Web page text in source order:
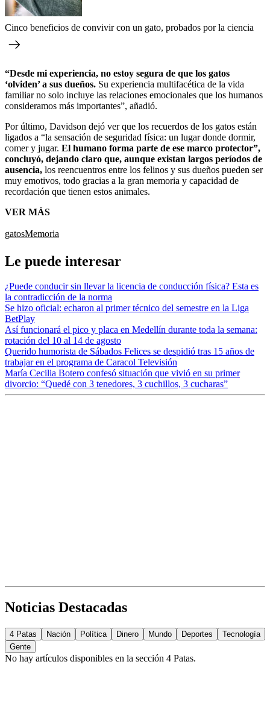
Cinco beneficios de convivir con un gato, probados por la ciencia
“Desde mi experiencia, no estoy segura de que los gatos
‘olviden’ a sus dueños. Su experiencia multifacética de la vida
familiar no solo incluye las relaciones emocionales que los humanos
consideramos más importantes”, añadió.
Por último, Davidson dejó ver que los recuerdos de los gatos están
ligados a “la sensación de seguridad física: un lugar donde dormir,
comer y jugar. El humano forma parte de ese marco protector”,
concluyó, dejando claro que, aunque existan largos períodos de
ausencia, los reencuentros entre los felinos y sus dueños pueden ser
muy emotivos, todo gracias a la gran memoria y capacidad de
recordación que tienen estos animales.
VER MÁS
gatosMemoria
Le puede interesar
¿Puede conducir sin llevar la licencia de conducción física? Esta es
la contradicción de la norma
Se hizo oficial: echaron al primer técnico del semestre en la Liga
BetPlay
Así funcionará el pico y placa en Medellín durante toda la semana:
rotación del 10 al 14 de agosto
Querido humorista de Sábados Felices se despidió tras 15 años de
trabajar en el programa de Caracol Televisión
María Cecilia Botero confesó situación que vivió en su primer
divorcio: “Quedé con 3 tenedores, 3 cuchillos, 3 cucharas”
Noticias Destacadas
4 Patas Nación Política Dinero Mundo Deportes
Tecnología
Gente
No hay artículos disponibles en la sección 4 Patas.